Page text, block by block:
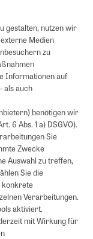
gestalten, nutzen wir
Medien
zu
Informationen auf
als auch
benötigen wir
6 Abs. 1 a) DSGVO).
Sie
Zwecke
Auswahl zu treffen,
Sie die
konkrete
Verarbeitungen.
aktiviert.
mit Wirkung für